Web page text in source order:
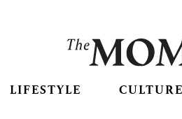
LIFESTYLE CULTURE